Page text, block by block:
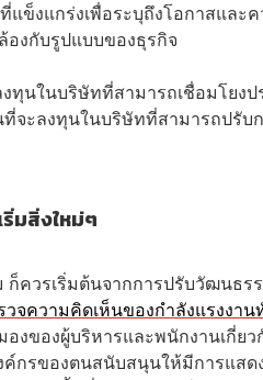
ข็งแกร่งเพื่อระบุถึงโอกาสและ
องกับรูปแบบของธุรกิจ
ทุนในบริษัทที่สามารถเชื่อมโยง
ะลงทุนในบริษัทที่สามารถปรับ
มสิ่งใหม่ๆ
ควรเริ่มต้นจากการปรับวัฒนธร
วจความคิดเห็นของกำลังแรงงาน
องของผู้บริหารและพนักงานเกี่
ค์กรของตนสนับสนุนให้มีการแส